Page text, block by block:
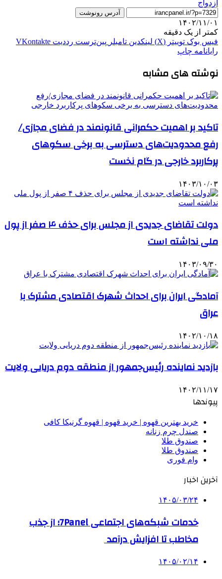
ازدواج
آدرس رونوشت
۱۴۰۲/۱۱/۰۱
کمتر از یک دقیقه
فیس بوک توییتر (X) لینکدین ‫تامبلر ‫پین‌ترست ‫رددیت ‫VKontakte
رایانامه چاپ
نوشته های مشابه
تاکید بر اهمیت حکمرانی قانونمند در فضای مجازی/
رفع محدودیت‌های دسترسی به برخی سکوهای
پرکاربرد خارجی در گام نخست
۱۴۰۳/۱۰/۰۳
دولت تقاضای جدیدی از مجلس برای حذف ۴ صفر از پول
ملی نداشته است
۱۴۰۳/۰۹/۳۰
آمادگی ایران برای احداث شهرک اقتصادی مشترک با
عراق
۱۴۰۲/۱۰/۱۸
بازدید نماینده رئیس‌جمهور از منطقه دوم دریایی ولایت
۱۴۰۲/۱۱/۱۷
پیوندها
خرید بهترین قهوه | خرید قهوه | قهوه گرنیکا کافی
صندل چرم زنانه
صندوق طلا
صندوق طلا
وام فوری
آخرین اخبار
۱۴۰۵/۰۳/۲۴
خدمات شبکه‌های اجتماعی 7Panel؛ از جذب
مخاطب تا افزایش درآمد
۱۴۰۵/۰۲/۱۴